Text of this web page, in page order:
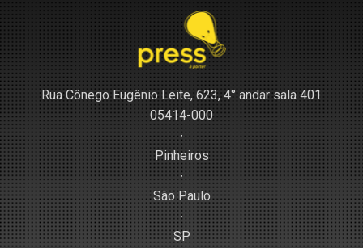
Rua Cônego Eugênio Leite, 623, 4° andar sala 401
05414-000
∙
Pinheiros
∙
São Paulo
∙
SP